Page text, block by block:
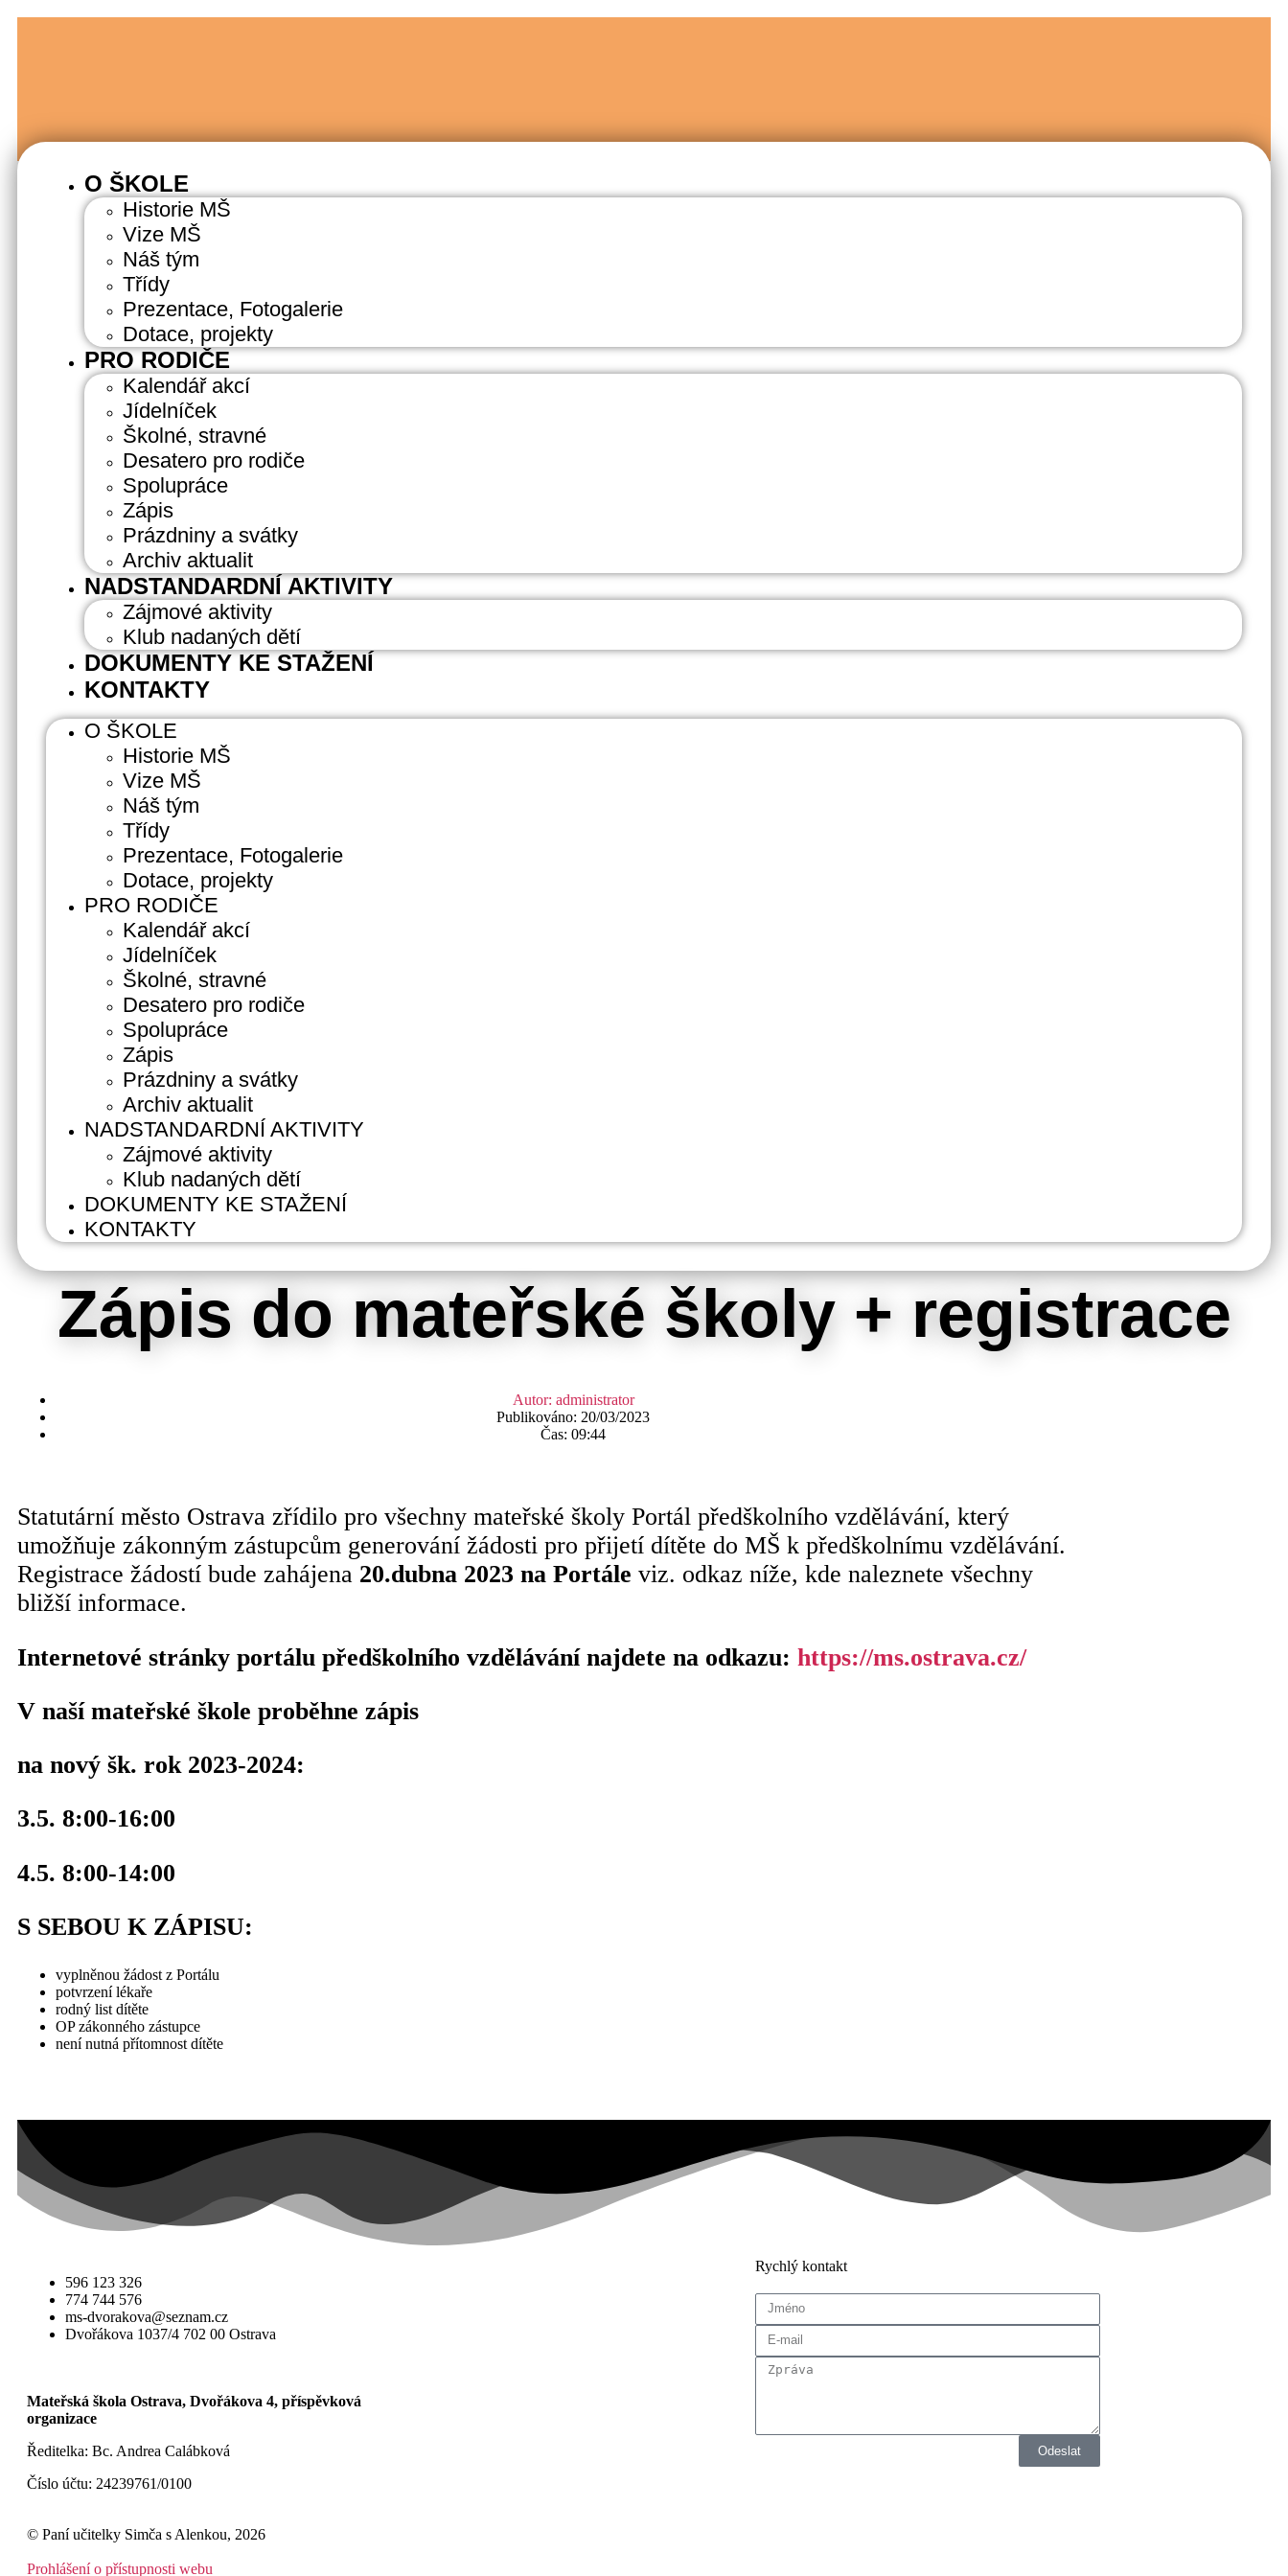
O ŠKOLE
Historie MŠ
Vize MŠ
Náš tým
Třídy
Prezentace, Fotogalerie
Dotace, projekty
PRO RODIČE
Kalendář akcí
Jídelníček
Školné, stravné
Desatero pro rodiče
Spolupráce
Zápis
Prázdniny a svátky
Archiv aktualit
NADSTANDARDNÍ AKTIVITY
Zájmové aktivity
Klub nadaných dětí
DOKUMENTY KE STAŽENÍ
KONTAKTY
O ŠKOLE
Historie MŠ
Vize MŠ
Náš tým
Třídy
Prezentace, Fotogalerie
Dotace, projekty
PRO RODIČE
Kalendář akcí
Jídelníček
Školné, stravné
Desatero pro rodiče
Spolupráce
Zápis
Prázdniny a svátky
Archiv aktualit
NADSTANDARDNÍ AKTIVITY
Zájmové aktivity
Klub nadaných dětí
DOKUMENTY KE STAŽENÍ
KONTAKTY
Zápis do mateřské školy + registrace
Autor: administrator
Publikováno: 20/03/2023
Čas: 09:44
Statutární město Ostrava zřídilo pro všechny mateřské školy Portál předškolního vzdělávání, který
umožňuje zákonným zástupcům generování žádosti pro přijetí dítěte do MŠ k předškolnímu vzdělávání.
Registrace žádostí bude zahájena 20.dubna 2023 na Portále viz. odkaz níže, kde naleznete všechny
bližší informace.
Internetové stránky portálu předškolního vzdělávání najdete na odkazu: https://ms.ostrava.cz/
V naší mateřské škole proběhne zápis
na nový šk. rok 2023-2024:
3.5. 8:00-16:00
4.5. 8:00-14:00
S SEBOU K ZÁPISU:
vyplněnou žádost z Portálu
potvrzení lékaře
rodný list dítěte
OP zákonného zástupce
není nutná přítomnost dítěte
596 123 326
774 744 576
ms-dvorakova@seznam.cz
Dvořákova 1037/4 702 00 Ostrava
Mateřská škola Ostrava, Dvořákova 4, příspěvková
organizace
Ředitelka: Bc. Andrea Calábková
Číslo účtu: 24239761/0100
Rychlý kontakt
Odeslat
© Paní učitelky Simča s Alenkou, 2026
Prohlášení o přístupnosti webu